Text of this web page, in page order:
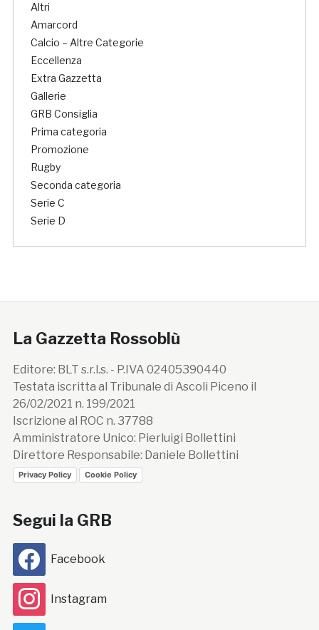
Altri
Amarcord
Calcio – Altre Categorie
Eccellenza
Extra Gazzetta
Gallerie
GRB Consiglia
Prima categoria
Promozione
Rugby
Seconda categoria
Serie C
Serie D
La Gazzetta Rossoblù
Editore: BLT s.r.l.s. - P.IVA 02405390440
Testata iscritta al Tribunale di Ascoli Piceno il
26/02/2021 n. 199/2021
Iscrizione al ROC n. 37788
Amministratore Unico: Pierluigi Bollettini
Direttore Responsabile: Daniele Bollettini
Privacy Policy Cookie Policy
Segui la GRB
Facebook
Instagram